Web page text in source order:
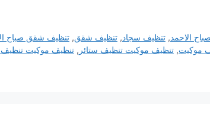
الاحمد,تنظيف سجاد,تنظيف شقق,تنظيف شقق صباح
موكيت, تنظيف موكيت تنظيف ستائر , تنظيف موكيت تنظيف